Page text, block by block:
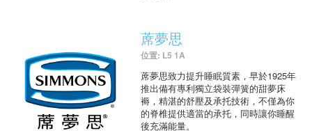
蓆夢思
位置: L5 1A
蓆夢思致力提升睡眠質素，早於1925年
推出備有專利獨立袋裝彈簧的甜夢床
褥，精湛的舒壓及承托技術，不僅為你
的脊椎提供適當的承托，同時讓你睡醒
後充滿能量。